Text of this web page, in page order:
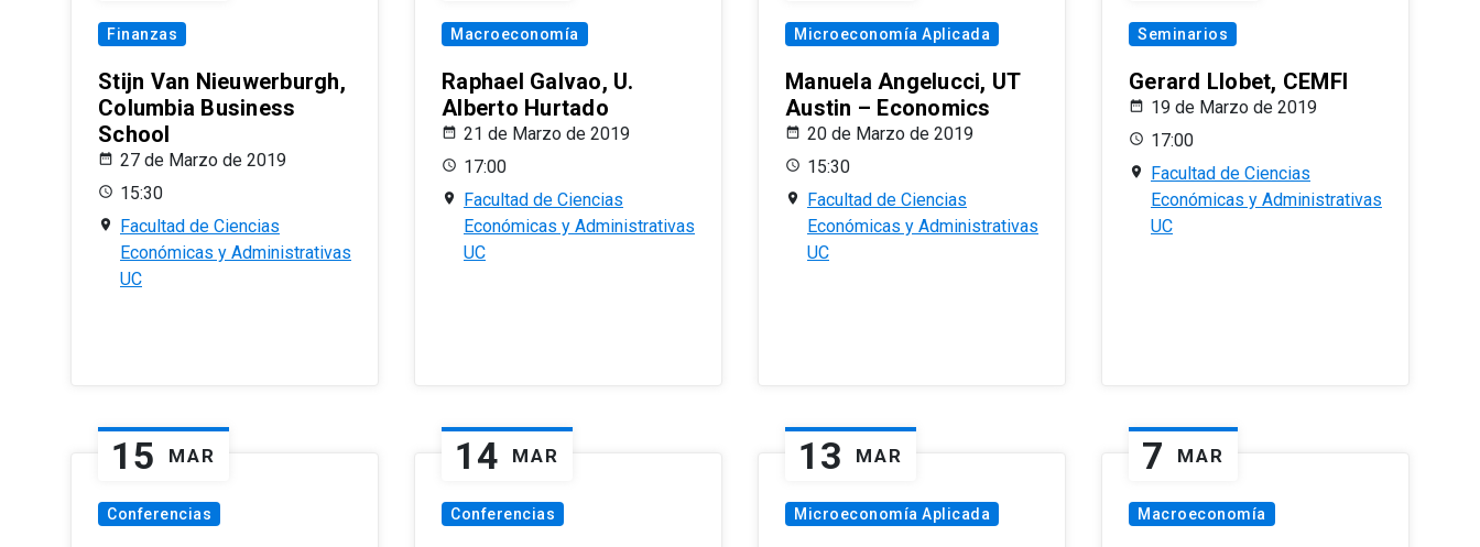
Finanzas
Stijn Van Nieuwerburgh,
Columbia Business
School
27 de Marzo de 2019
15:30
Facultad de Ciencias
Económicas y Administrativas
UC
Macroeconomía
Raphael Galvao, U.
Alberto Hurtado
21 de Marzo de 2019
17:00
Facultad de Ciencias
Económicas y Administrativas
UC
Microeconomía Aplicada
Manuela Angelucci, UT
Austin – Economics
20 de Marzo de 2019
15:30
Facultad de Ciencias
Económicas y Administrativas
UC
Seminarios
Gerard Llobet, CEMFI
19 de Marzo de 2019
17:00
Facultad de Ciencias
Económicas y Administrativas
UC
15 MAR
Conferencias
14 MAR
Conferencias
13 MAR
Microeconomía Aplicada
7 MAR
Macroeconomía